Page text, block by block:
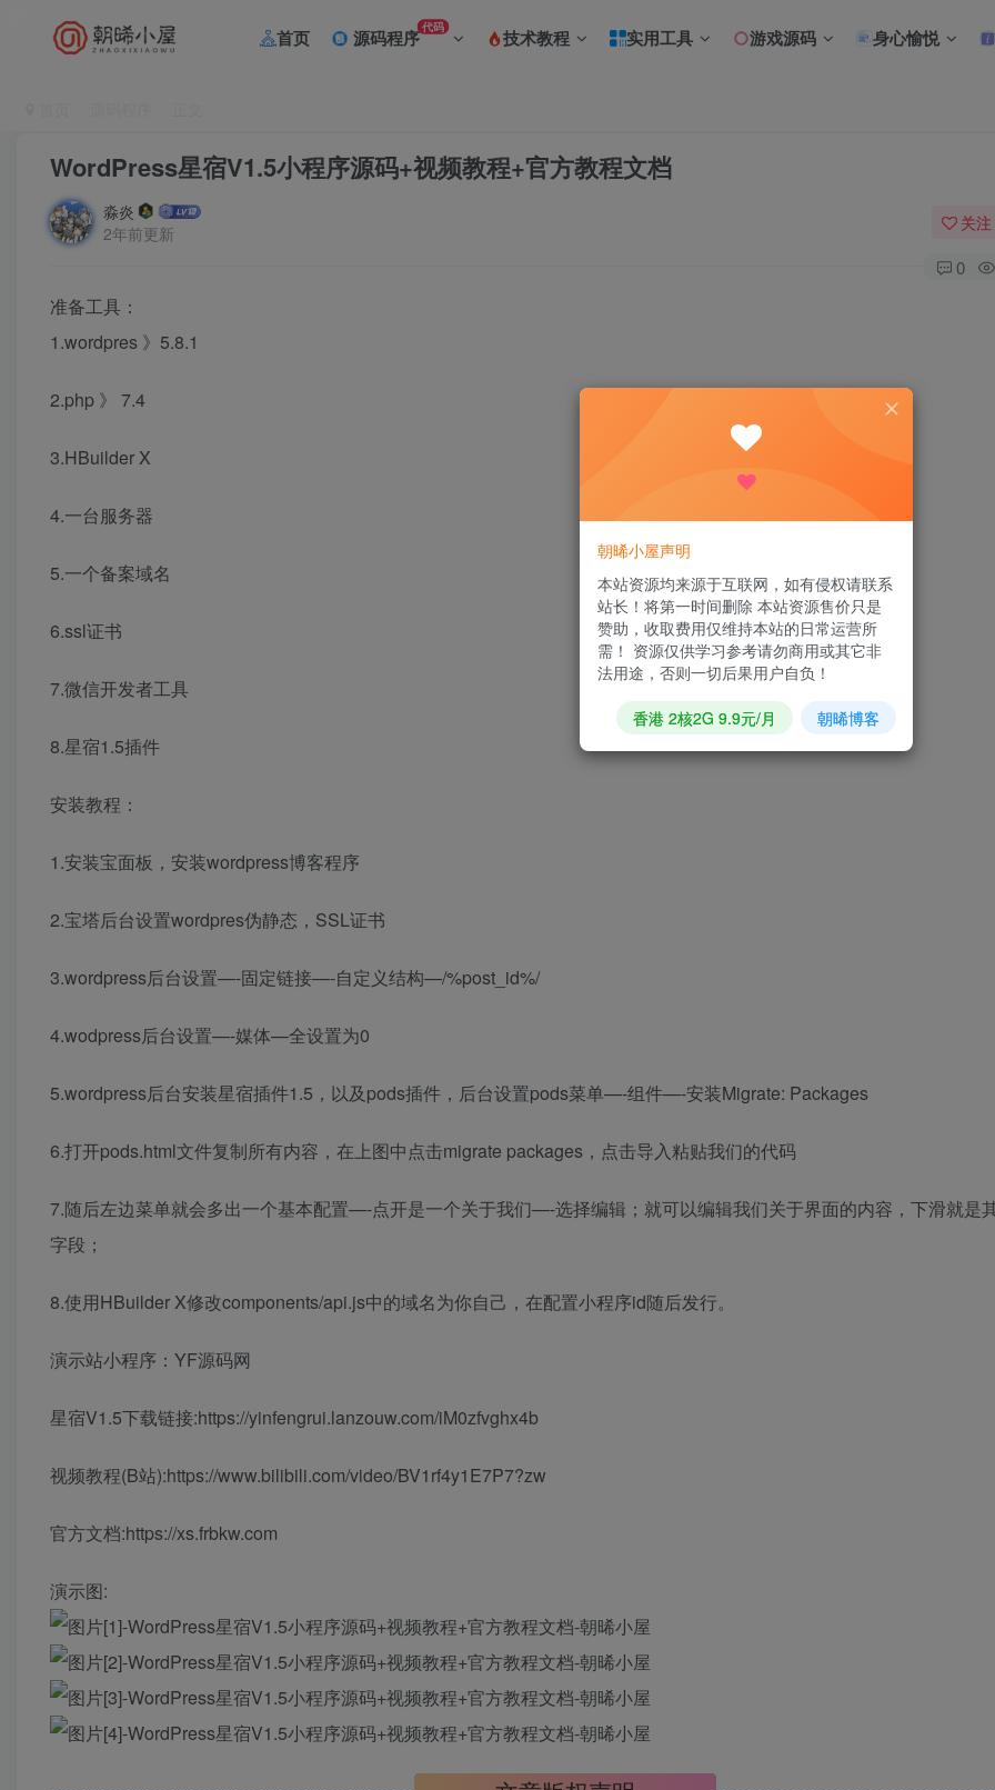
首页 源码程序代码 技术教程 实用工具 游戏源码 身心愉悦
WordPress星宿V1.5小程序源码+视频教程+官方教程文档
淼炎
2年前更新
关注
0
准备工具：
1.wordpres 》5.8.1
2.php 》 7.4
3.HBuilder X
4.一台服务器
5.一个备案域名
6.ssl证书
7.微信开发者工具
8.星宿1.5插件
安装教程：
1.安装宝面板，安装wordpress博客程序
2.宝塔后台设置wordpres伪静态，SSL证书
3.wordpress后台设置—-固定链接—-自定义结构—/%post_id%/
4.wodpress后台设置—-媒体—全设置为0
5.wordpress后台安装星宿插件1.5，以及pods插件，后台设置pods菜单—-组件—-安装Migrate: Packages
6.打开pods.html文件复制所有内容，在上图中点击migrate packages，点击导入粘贴我们的代码
7.随后左边菜单就会多出一个基本配置—-点开是一个关于我们—-选择编辑；就可以编辑我们关于界面的内容，下滑就是
字段；
8.使用HBuilder X修改components/api.js中的域名为你自己，在配置小程序id随后发行。
演示站小程序：YF源码网
星宿V1.5下载链接:https://yinfengrui.lanzouw.com/iM0zfvghx4b
视频教程(B站):https://www.bilibili.com/video/BV1rf4y1E7P7?zw
官方文档:https://xs.frbkw.com
演示图:
朝晞小屋声明
本站资源均来源于互联网，如有侵权请联系
站长！将第一时间删除 本站资源售价只是
赞助，收取费用仅维持本站的日常运营所
需！ 资源仅供学习参考请勿商用或其它非
法用途，否则一切后果用户自负！
香港 2核2G 9.9元/月 朝晞博客